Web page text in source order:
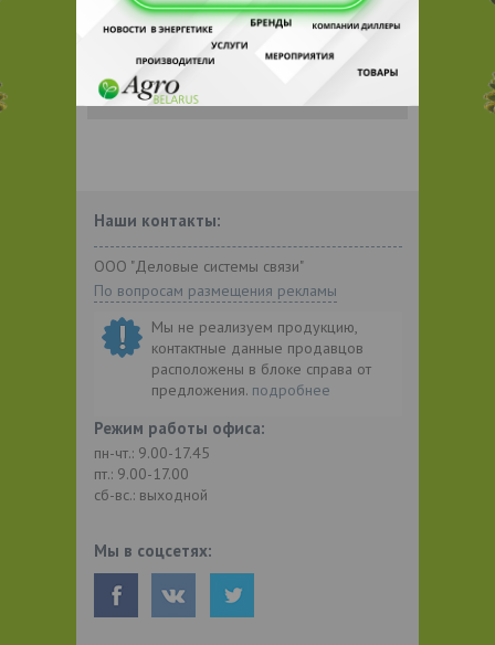
Чтобы оставить комментарий или
выставить рейтинг, нужноВойти
или
Зарегистрироваться
Наши контакты:
ООО "Деловые системы связи"
По вопросам размещения рекламы
Мы не реализуем продукцию,
контактные данные продавцов
расположены в блоке справа от
предложения. подробнее
Режим работы офиса:
пн-чт.: 9.00-17.45
пт.: 9.00-17.00
сб-вс.: выходной
Мы в соцсетях: